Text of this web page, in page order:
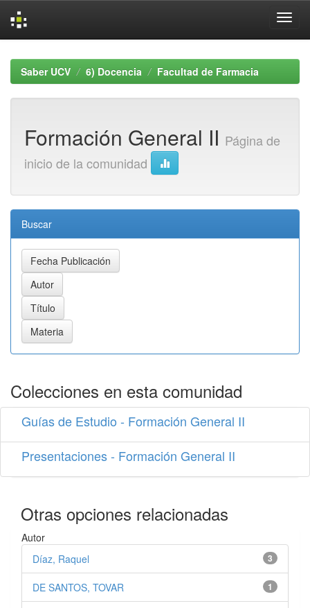
navigationSaber UCV 6) Docencia Facultad de Farmacia
Formación General II Página de
inicio de la comunidad
Buscar
Colecciones en esta comunidad
Guías de Estudio - Formación General II
Presentaciones - Formación General II
Otras opciones relacionadas
Autor
3
Díaz, Raquel
1
DE SANTOS, TOVAR